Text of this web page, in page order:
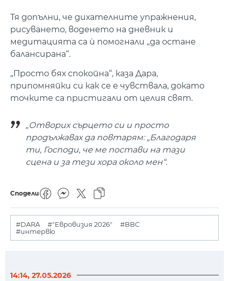
Тя допълни, че дихателните упражнения,
рисуването, воденето на дневник и
медитацията са ѝ помогнали „да остане
балансирана“.
„Просто бях спокойна“, каза Дара,
припомняйки си как се е чувствала, докато
точките са пристигали от целия свят.
„Отворих сърцето си и просто
продължавах да повтарям: „Благодаря
ти, Господи, че ме постави на тази
сцена и за тези хора около мен“.
Сподели
#DARA #"Евровизия 2026"
#BBC
#интервю
14:14, 27.05.2026